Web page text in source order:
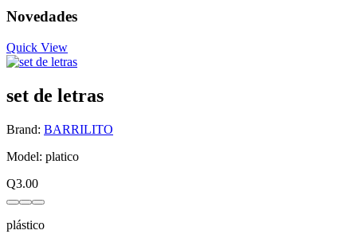
Novedades
Quick View
set de letras
Brand: BARRILITO
Model: platico
Q3.00
plástico